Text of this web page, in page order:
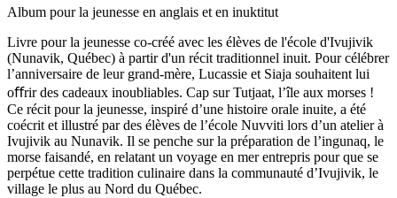
Album pour la jeunesse en anglais et en inuktitut
Livre pour la jeunesse co-créé avec les élèves de l'école d'Ivujivik
(Nunavik, Québec) à partir d'un récit traditionnel inuit. Pour célébrer
l’anniversaire de leur grand-mère, Lucassie et Siaja souhaitent lui
oﬀrir des cadeaux inoubliables. Cap sur Tutjaat, l’île aux morses !
Ce récit pour la jeunesse, inspiré d’une histoire orale inuite, a été
coécrit et illustré par des élèves de l’école Nuvviti lors d’un atelier à
Ivujivik au Nunavik. Il se penche sur la préparation de l’ingunaq, le
morse faisandé, en relatant un voyage en mer entrepris pour que se
perpétue cette tradition culinaire dans la communauté d’Ivujivik, le
village le plus au Nord du Québec.